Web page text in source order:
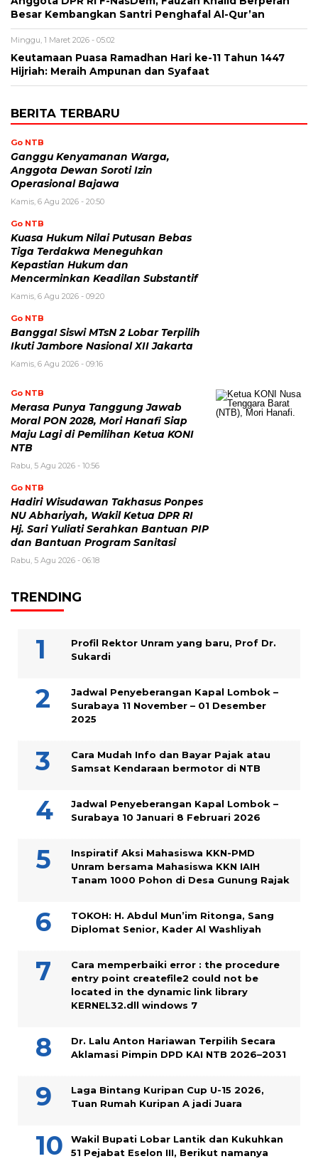
Besar Kembangkan Santri Penghafal Al-Qur’an
Minggu, 1 Maret 2026 - 05:02
Keutamaan Puasa Ramadhan Hari ke-11 Tahun 1447
Hijriah: Meraih Ampunan dan Syafaat
BERITA TERBARU
Go NTB
Ganggu Kenyamanan Warga,
Anggota Dewan Soroti Izin
Operasional Bajawa
Kamis, 6 Agu 2026 - 20:50
Go NTB
Kuasa Hukum Nilai Putusan Bebas
Tiga Terdakwa Meneguhkan
Kepastian Hukum dan
Mencerminkan Keadilan Substantif
Kamis, 6 Agu 2026 - 09:20
Go NTB
Bangga! Siswi MTsN 2 Lobar Terpilih
Ikuti Jambore Nasional XII Jakarta
Kamis, 6 Agu 2026 - 09:16
Go NTB
Merasa Punya Tanggung Jawab
Moral PON 2028, Mori Hanafi Siap
Maju Lagi di Pemilihan Ketua KONI
NTB
Rabu, 5 Agu 2026 - 10:56
Go NTB
Hadiri Wisudawan Takhasus Ponpes
NU Abhariyah, Wakil Ketua DPR RI
Hj. Sari Yuliati Serahkan Bantuan PIP
dan Bantuan Program Sanitasi
Rabu, 5 Agu 2026 - 06:18
TRENDING
Profil Rektor Unram yang baru, Prof Dr.
Sukardi
Jadwal Penyeberangan Kapal Lombok –
Surabaya 11 November – 01 Desember
2025
Cara Mudah Info dan Bayar Pajak atau
Samsat Kendaraan bermotor di NTB
Jadwal Penyeberangan Kapal Lombok –
Surabaya 10 Januari 8 Februari 2026
Inspiratif Aksi Mahasiswa KKN-PMD
Unram bersama Mahasiswa KKN IAIH
Tanam 1000 Pohon di Desa Gunung Rajak
TOKOH: H. Abdul Mun’im Ritonga, Sang
Diplomat Senior, Kader Al Washliyah
Cara memperbaiki error : the procedure
entry point createfile2 could not be
located in the dynamic link library
KERNEL32.dll windows 7
Dr. Lalu Anton Hariawan Terpilih Secara
Aklamasi Pimpin DPD KAI NTB 2026–2031
Laga Bintang Kuripan Cup U-15 2026,
Tuan Rumah Kuripan A jadi Juara
Wakil Bupati Lobar Lantik dan Kukuhkan
51 Pejabat Eselon III, Berikut namanya